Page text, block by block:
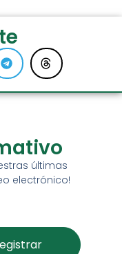
últimas
electrónico!